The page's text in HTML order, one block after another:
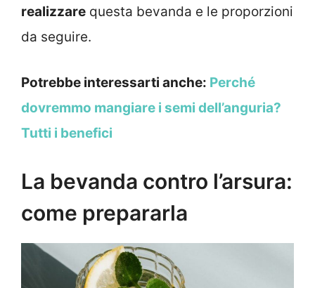
realizzare questa bevanda e le proporzioni
da seguire.
Potrebbe interessarti anche: Perché
dovremmo mangiare i semi dell’anguria?
Tutti i benefici
La bevanda contro l’arsura:
come prepararla